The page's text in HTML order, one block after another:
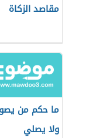
مقاصد الزكاة
ما حكم من
ولا يصلي